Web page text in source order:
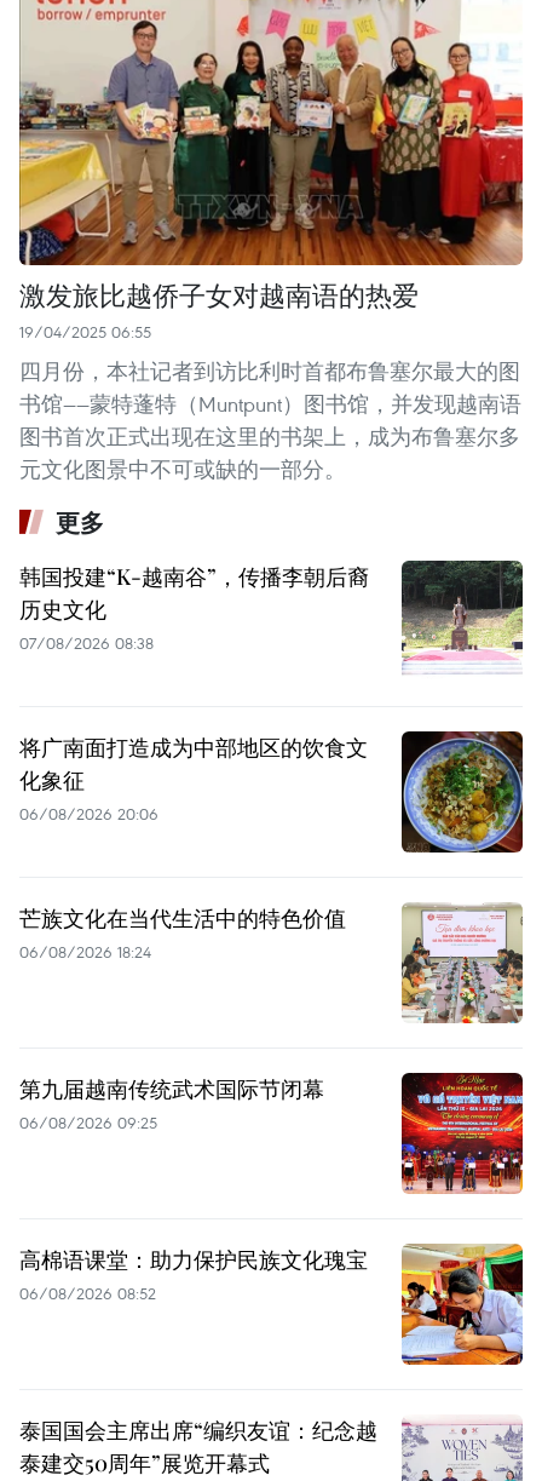
激发旅比越侨子女对越南语的热爱
19/04/2025 06:55
四月份，本社记者到访比利时首都布鲁塞尔最大的图
书馆——蒙特蓬特（Muntpunt）图书馆，并发现越南语
图书首次正式出现在这里的书架上，成为布鲁塞尔多
元文化图景中不可或缺的一部分。
更多
韩国投建“K-越南谷”，传播李朝后裔
历史文化
07/08/2026 08:38
将广南面打造成为中部地区的饮食文
化象征
06/08/2026 20:06
芒族文化在当代生活中的特色价值
06/08/2026 18:24
第九届越南传统武术国际节闭幕
06/08/2026 09:25
高棉语课堂：助力保护民族文化瑰宝
06/08/2026 08:52
泰国国会主席出席“编织友谊：纪念越
泰建交50周年”展览开幕式